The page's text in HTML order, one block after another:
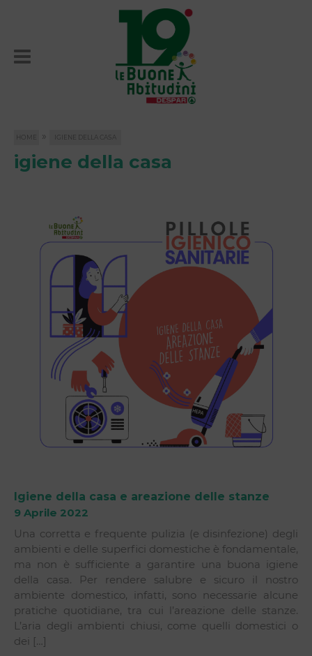
HOME » IGIENE DELLA CASA
igiene della casa
Igiene della casa e areazione delle stanze
9 Aprile 2022
Una corretta e frequente pulizia (e disinfezione) degli
ambienti e delle superfici domestiche è fondamentale,
ma non è sufficiente a garantire una buona igiene
della casa. Per rendere salubre e sicuro il nostro
ambiente domestico, infatti, sono necessarie alcune
pratiche quotidiane, tra cui l’areazione delle stanze.
L’aria degli ambienti chiusi, come quelli domestici o
dei […]